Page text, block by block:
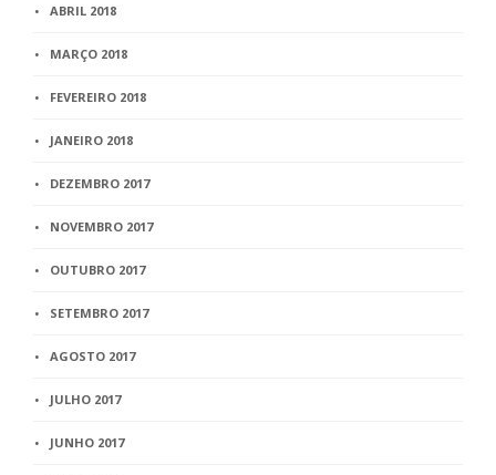
ABRIL 2018
MARÇO 2018
FEVEREIRO 2018
JANEIRO 2018
DEZEMBRO 2017
NOVEMBRO 2017
OUTUBRO 2017
SETEMBRO 2017
AGOSTO 2017
JULHO 2017
JUNHO 2017